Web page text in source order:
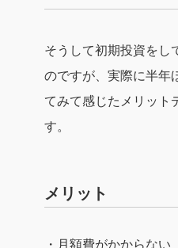
そうして初期投資をし
のですが、実際に半年
てみて感じたメリット
す。
メリット
・月額費がかからない